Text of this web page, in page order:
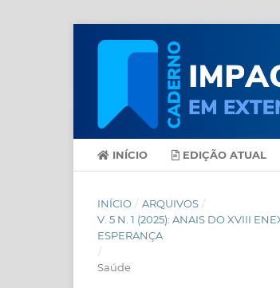
INÍCIO EDIÇÃO ATUAL
INÍCIO / ARQUIVOS /
V. 5 N. 1 (2025): ANAIS DO XVIII
ESPERANÇA
/
Saúde